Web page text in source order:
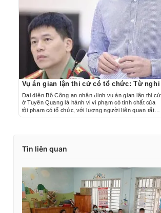
Đại diện Bộ Công an nhận định vụ án gian lận thi cử
ở Tuyên Quang là hành vi vi phạm có tính chất của
tội phạm có tổ chức, với lượng người liên quan rất
lớn, đặc biệt là 328 thí sinh.
Tin liên quan